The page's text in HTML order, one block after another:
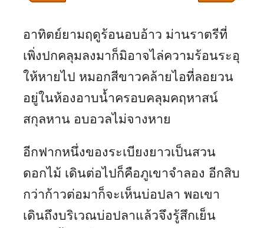
อาทิตย์ยามฤดูร้อนอบอ้าว ม่านราตรีที่
เพิ่งปกคลุมลงมาก็มิอาจไล่ความร้อนระอุ
ให้หายไป หมอกสีขาวคล้ายไอที่ลอยวน
อยู่ในห้องอาบน้ำครอบคลุมคฤหาสน์
สกุลหาน อบอวลไม่จางหาย
อีกฟากหนึ่งของระเบียงยาวเป็นสวน
ดอกไม้ เดินต่อไปก็คือภูเขาจำลอง อีกสิบ
กว่าก้าวต่อมาก็จะเห็นบ่อปลา พอเขา
เดินถึงบริเวณบ่อปลาแล้วจึงรู้สึกเย็น